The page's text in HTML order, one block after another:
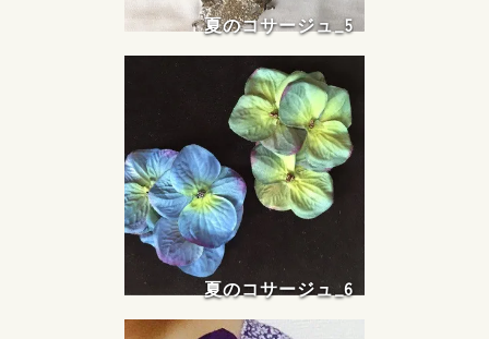
夏のコサージュ_5
夏のコサージュ_6